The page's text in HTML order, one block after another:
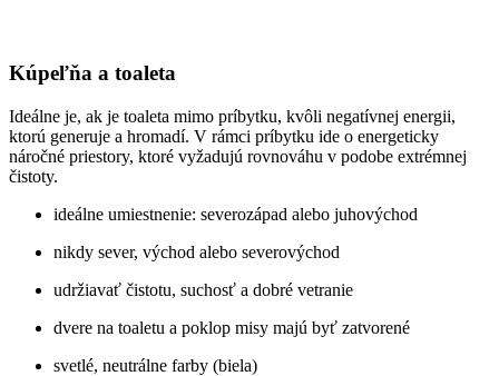
Kúpeľňa a toaleta
Ideálne je, ak je toaleta mimo príbytku, kvôli negatívnej energii,
ktorú generuje a hromadí. V rámci príbytku ide o energeticky
náročné priestory, ktoré vyžadujú rovnováhu v podobe extrémnej
čistoty.
ideálne umiestnenie: severozápad alebo juhovýchod
nikdy sever, východ alebo severovýchod
udržiavať čistotu, suchosť a dobré vetranie
dvere na toaletu a poklop misy majú byť zatvorené
svetlé, neutrálne farby (biela)